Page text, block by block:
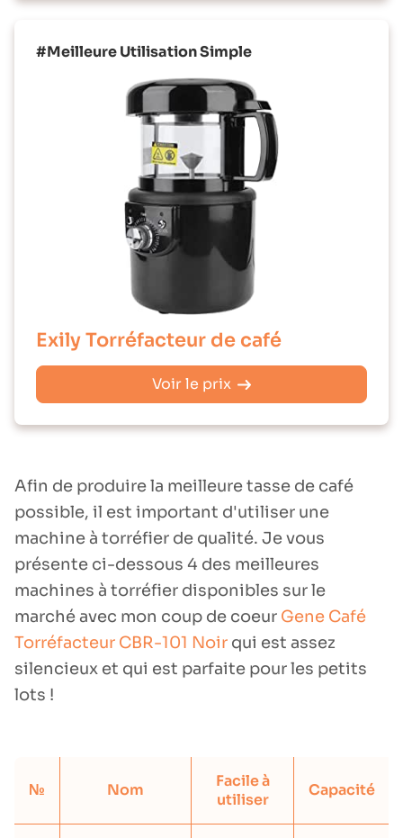
#Meilleure Utilisation Simple
Exily Torréfacteur de café
Voir le prix
Afin de produire la meilleure tasse de café
possible, il est important d'utiliser une
machine à torréfier de qualité. Je vous
présente ci-dessous 4 des meilleures
machines à torréfier disponibles sur le
marché avec mon coup de coeur Gene Café
Torréfacteur CBR-101 Noir qui est assez
silencieux et qui est parfaite pour les petits
lots !
№ Nom
Facile à
utiliser
Capacité